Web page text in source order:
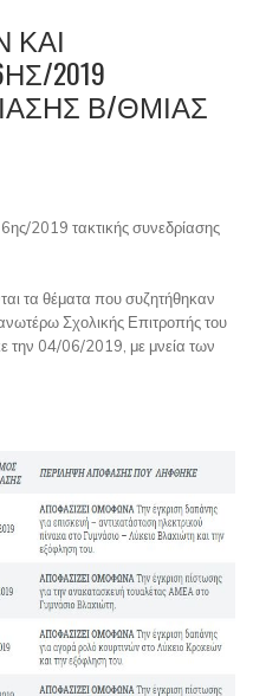
ΚΑΙ
2019
Β/ΘΜΙΑΣ
2019 τακτικής συνεδρίασης
τα θέματα που συζητήθηκαν
Σχολικής Επιτροπής του
την 04/06/2019, με μνεία των